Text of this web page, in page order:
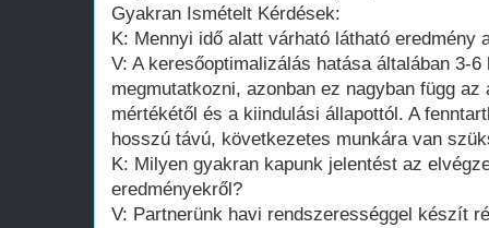
Gyakran Ismételt Kérdések:
K: Mennyi idő alatt várható látható eredmény
V: A keresőoptimalizálás hatása általában 3-
megmutatkozni, azonban ez nagyban függ
mértékétől és a kiindulási állapottól. A
hosszú távú, következetes munkára van
K: Milyen gyakran kapunk jelentést az
eredményekről?
V: Partnerünk havi rendszerességgel készít